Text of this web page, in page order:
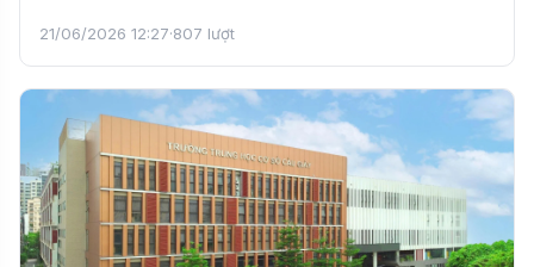
21/06/2026 12:27·807 lượt